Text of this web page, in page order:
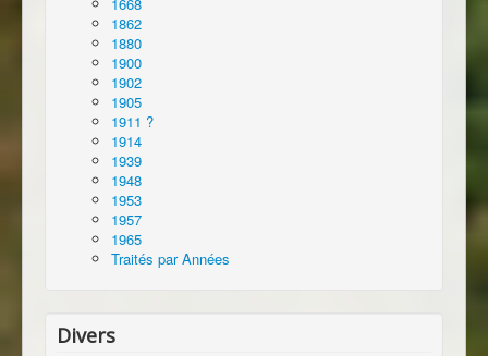
1668
1862
1880
1900
1902
1905
1911 ?
1914
1939
1948
1953
1957
1965
Traités par Années
Divers